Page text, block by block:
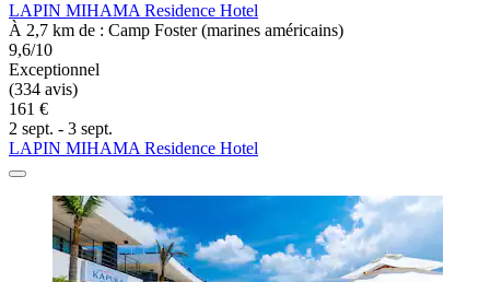
LAPIN MIHAMA Residence Hotel
À 2,7 km de : Camp Foster (marines américains)
9,6/10
Exceptionnel
(334 avis)
161 €
2 sept. - 3 sept.
LAPIN MIHAMA Residence Hotel